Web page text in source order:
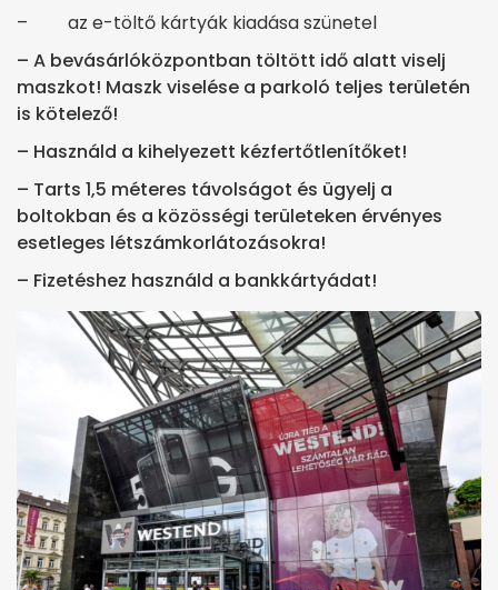
– az e-töltő kártyák kiadása szünetel
– A bevásárlóközpontban töltött idő alatt viselj
maszkot! Maszk viselése a parkoló teljes területén
is kötelező!
– Használd a kihelyezett kézfertőtlenítőket!
– Tarts 1,5 méteres távolságot és ügyelj a
boltokban és a közösségi területeken érvényes
esetleges létszámkorlátozásokra!
– Fizetéshez használd a bankkártyádat!